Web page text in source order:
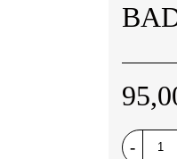
-